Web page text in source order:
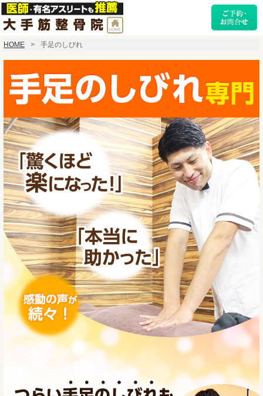
HOME 手足のしびれ